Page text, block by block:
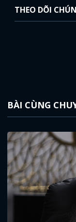
THEO DÕI
BÀI CÙNG